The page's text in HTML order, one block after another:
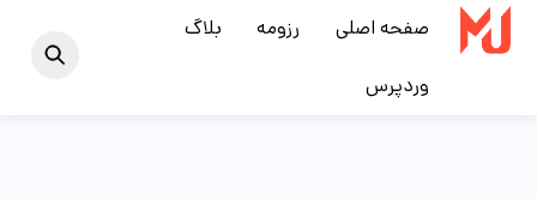
Skip
صفحه اصلی رزومه بلاگ
وردپرس